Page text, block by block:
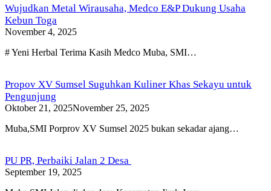
Wujudkan Metal Wirausaha, Medco E&P Dukung Usaha
Kebun Toga
November 4, 2025
# Yeni Herbal Terima Kasih Medco Muba, SMI…
Propov XV Sumsel Suguhkan Kuliner Khas Sekayu untuk
Pengunjung
Oktober 21, 2025November 25, 2025
Muba,SMI Porprov XV Sumsel 2025 bukan sekadar ajang…
PU PR, Perbaiki Jalan 2 Desa
September 19, 2025